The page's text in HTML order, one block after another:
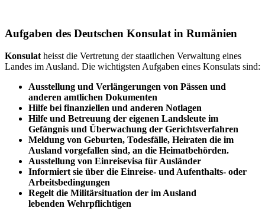
Aufgaben des Deutschen Konsulat in Rumänien
Konsulatheisst die Vertretung der staatlichen Verwaltung eines
Landes im Ausland. Die wichtigsten Aufgaben eines Konsulats sind:
Ausstellung und Verlängerungen von Pässen und
anderen amtlichen Dokumenten
Hilfe bei finanziellen und anderen Notlagen
Hilfe und Betreuung der eigenen Landsleute im
Gefängnis und Überwachung der Gerichtsverfahren
Meldung von Geburten, Todesfälle, Heiraten die im
Ausland vorgefallen sind, an die Heimatbehörden.
Ausstellung von Einreisevisa für Ausländer
Informiert sie über die Einreise- und Aufenthalts- oder
Arbeitsbedingungen
Regelt die Militärsituation der im Ausland
lebenden Wehrpflichtigen